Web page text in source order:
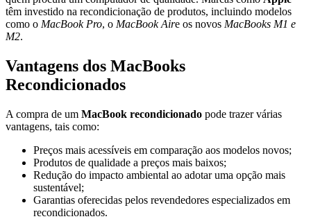
têm investido na recondicionação de produtos, incluindo modelos
como o MacBook Pro, o MacBook Aire os novos MacBooks M1 e
M2.
Vantagens dos MacBooks
Recondicionados
A compra de um MacBook recondicionado pode trazer várias
vantagens, tais como:
Preços mais acessíveis em comparação aos modelos novos;
Produtos de qualidade a preços mais baixos;
Redução do impacto ambiental ao adotar uma opção mais
sustentável;
Garantias oferecidas pelos revendedores especializados em
recondicionados.